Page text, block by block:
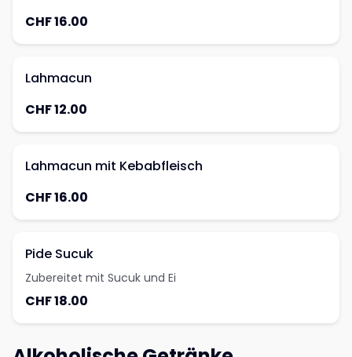
CHF 16.00
Lahmacun
CHF 12.00
Lahmacun mit Kebabfleisch
CHF 16.00
Pide Sucuk
Zubereitet mit Sucuk und Ei
CHF 18.00